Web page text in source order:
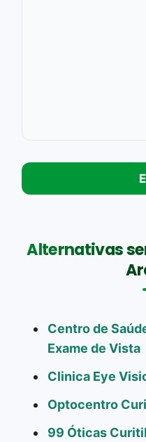
Alternativas
Centro de
Exame de Vista
Clinica Eye
Optocentro
99 Óticas